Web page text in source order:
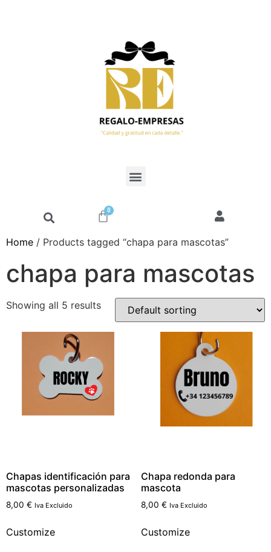
0
Home / Products tagged “chapa para mascotas”
chapa para mascotas
Showing all 5 results
Chapas identificación para
mascotas personalizadas
8,00 € Iva Excluido
Customize
Chapa redonda para
mascota
8,00 € Iva Excluido
Customize